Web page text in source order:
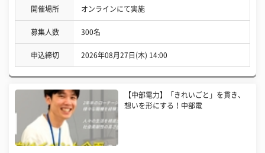
開催場所 オンラインにて実施
募集人数 300名
申込締切 2026年08月27日(木) 14:00
【中部電力】「きれいごと」を貫き、
想いを形にする！中部電